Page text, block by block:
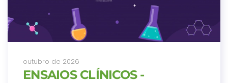
outubro de 2026
ENSAIOS CLÍNICOS -